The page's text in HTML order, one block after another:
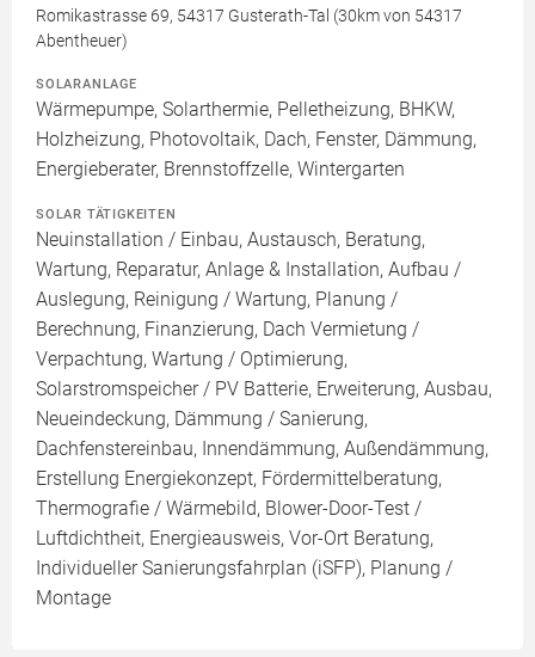
Romikastrasse 69, 54317 Gusterath-Tal (30km von 54317
Abentheuer)
SOLARANLAGE
Wärmepumpe, Solarthermie, Pelletheizung, BHKW,
Holzheizung, Photovoltaik, Dach, Fenster, Dämmung,
Energieberater, Brennstoffzelle, Wintergarten
SOLAR TÄTIGKEITEN
Neuinstallation / Einbau, Austausch, Beratung,
Wartung, Reparatur, Anlage & Installation, Aufbau /
Auslegung, Reinigung / Wartung, Planung /
Berechnung, Finanzierung, Dach Vermietung /
Verpachtung, Wartung / Optimierung,
Solarstromspeicher / PV Batterie, Erweiterung, Ausbau,
Neueindeckung, Dämmung / Sanierung,
Dachfenstereinbau, Innendämmung, Außendämmung,
Erstellung Energiekonzept, Fördermittelberatung,
Thermografie / Wärmebild, Blower-Door-Test /
Luftdichtheit, Energieausweis, Vor-Ort Beratung,
Individueller Sanierungsfahrplan (iSFP), Planung /
Montage